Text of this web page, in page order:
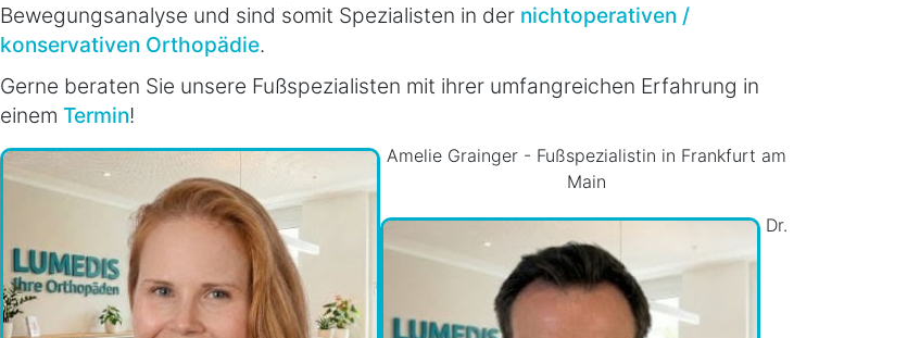
Bewegungsanalyse und sind somit Spezialisten in der nichtoperativen /
konservativen Orthopädie.
Gerne beraten Sie unsere Fußspezialisten mit ihrer umfangreichen Erfahrung in
einem Termin!
Amelie Grainger - Fußspezialistin in Frankfurt am
Main
Dr.